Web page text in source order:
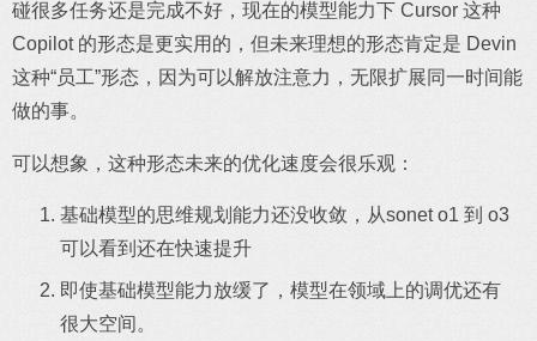
碰很多任务还是完成不好，现在的模型能力下 Cursor 这种
Copilot 的形态是更实用的，但未来理想的形态肯定是 Devin
这种“员工”形态，因为可以解放注意力，无限扩展同一时间能
做的事。
可以想象，这种形态未来的优化速度会很乐观：
基础模型的思维规划能力还没收敛，从sonet o1 到 o3
可以看到还在快速提升
即使基础模型能力放缓了，模型在领域上的调优还有
很大空间。